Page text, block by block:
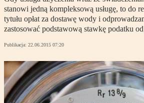
stanowi jedną kompleksową usługę, to do
tytułu opłat za dostawę wody i
zastosować podstawową stawkę podatku
Publikacja: 22.06.2015 07:20